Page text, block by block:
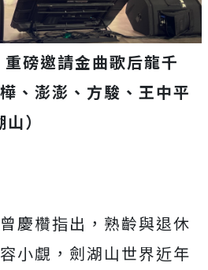
磅邀請金曲歌后龍千
、澎澎、方駿、王中平
）
慶欑指出，熟齡與退休
小覷，劍湖山世界近年